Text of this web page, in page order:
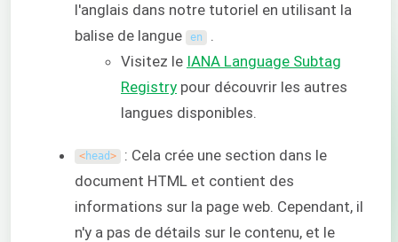
l'anglais dans notre tutoriel en utilisant la
balise de langue
en .
Visitez le IANA Language Subtag
Registry pour découvrir les autres
langues disponibles.
<head> : Cela crée une section dans le
document HTML et contient des
informations sur la page web. Cependant, il
n'y a pas de détails sur le contenu, et le